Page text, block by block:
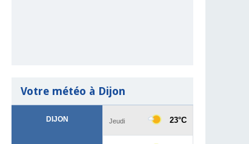
Votre météo à Dijon